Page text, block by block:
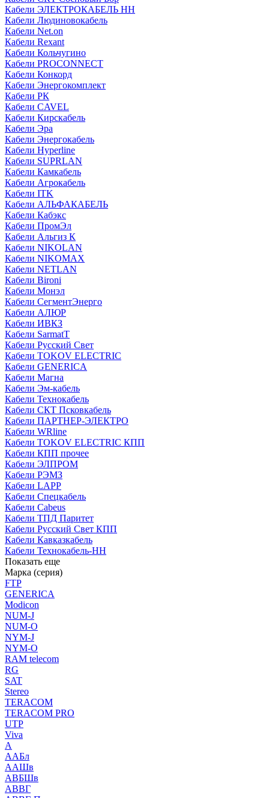
Кабели ЭЛЕКТРОКАБЕЛЬ НН
Кабели Людиновокабель
Кабели Net.on
Кабели Rexant
Кабели Кольчугино
Кабели PROCONNECT
Кабели Конкорд
Кабели Энергокомплект
Кабели РК
Кабели CAVEL
Кабели Кирскабель
Кабели Эра
Кабели Энергокабель
Кабели Hyperline
Кабели SUPRLAN
Кабели Камкабель
Кабели Агрокабель
Кабели ITK
Кабели АЛЬФАКАБЕЛЬ
Кабели Кабэкс
Кабели ПромЭл
Кабели Альгиз К
Кабели NIKOLAN
Кабели NIKOMAX
Кабели NETLAN
Кабели Bironi
Кабели Монэл
Кабели СегментЭнерго
Кабели АЛЮР
Кабели ИВКЗ
Кабели SarmatT
Кабели Русский Свет
Кабели TOKOV ELECTRIC
Кабели GENERICA
Кабели Магна
Кабели Эм-кабель
Кабели Технокабель
Кабели СКТ Псковкабель
Кабели ПАРТНЕР-ЭЛЕКТРО
Кабели WRline
Кабели TOKOV ELECTRIC КПП
Кабели КПП прочее
Кабели ЭЛПРОМ
Кабели РЭМЗ
Кабели LAPP
Кабели Спецкабель
Кабели Cabeus
Кабели ТПД Паритет
Кабели Русский Свет КПП
Кабели Кавказкабель
Кабели Технокабель-НН
Показать еще
Марка (серия)
FTP
GENERICA
Modicon
NUM-J
NUM-O
NYM-J
NYM-O
RAM telecom
RG
SAT
Stereo
TERACOM
TERACOM PRO
UTP
Viva
А
ААБл
ААШв
АВБШв
АВВГ